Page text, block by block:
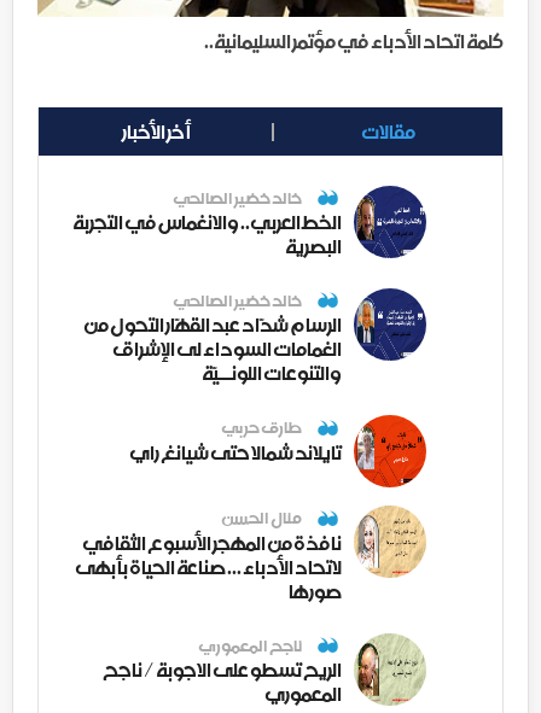
كلمة اتحاد الأدباء في مؤتمر السليمانية..
مقالات أخر الأخبار
خالد خضير الصالحي
الخط العربي.. والانغماس في التجربة
البصرية
خالد خضير الصالحي
الرسام شدّاد عبد القهّار التحول من
الغمامات السوداء لى الإشراق
والتنوعات اللونــيّة
طارق حربي
تايلاند شمالا حتى شيانغ راي
منال الحسن
نافذة من المهجر الأسبوع الثقافي
لاتحاد الأدباء ... صناعة الحياة بأبهى
صورها
ناجح المعموري
الريح تسطو على الاجوبة / ناجح
المعموري